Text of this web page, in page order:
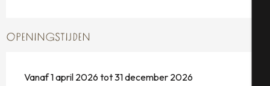
OPENINGSTIJDEN
Vanaf 1 april 2026 tot 31 december 2026